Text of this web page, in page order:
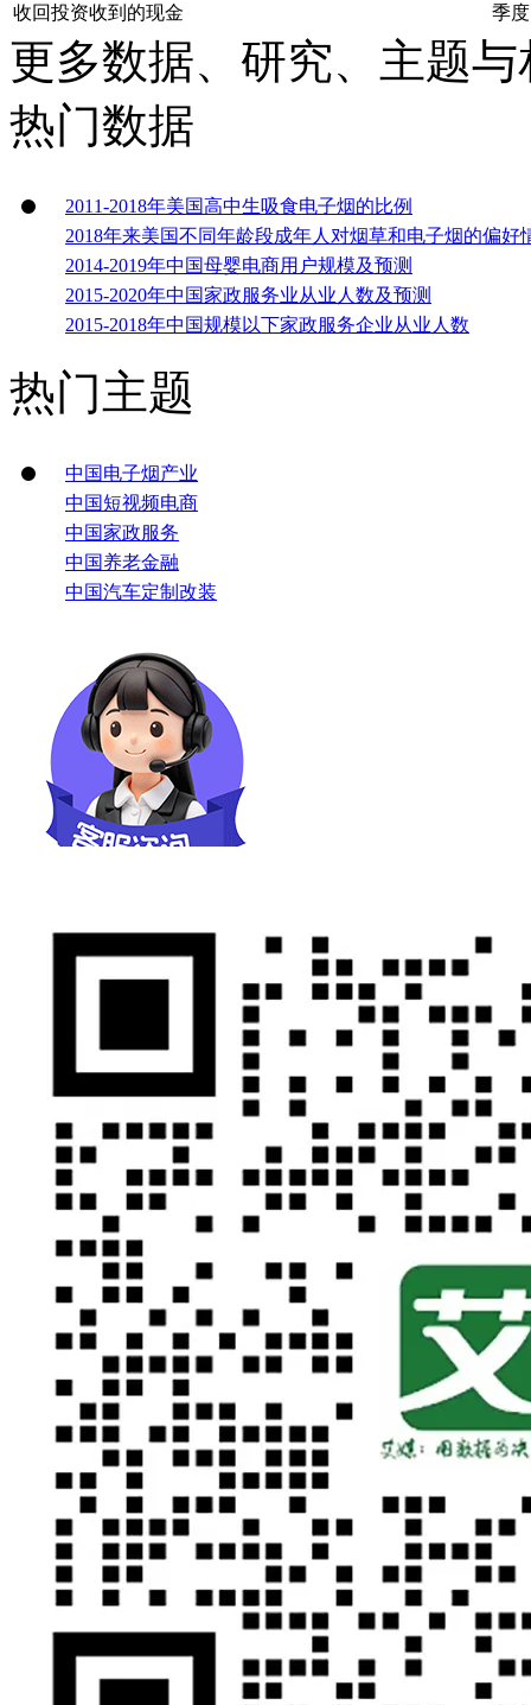
收回投资收到的现金
季度
更多数据、研究、主题
热门数据
2011-2018年美国高中生吸食电子烟的比例
2018年来美国不同年龄段成年人对烟草和电子烟的偏好
2014-2019年中国母婴电商用户规模及预测
2015-2020年中国家政服务业从业人数及预测
2015-2018年中国规模以下家政服务企业从业人数
热门主题
中国电子烟产业
中国短视频电商
中国家政服务
中国养老金融
中国汽车定制改装